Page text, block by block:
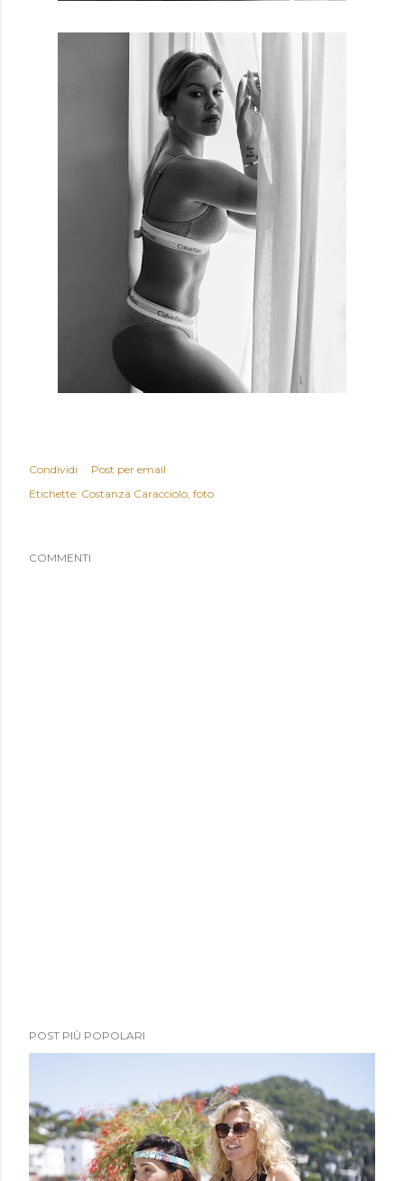
Condividi
Post per email
Etichette: Costanza Caracciolo foto
COMMENTI
POST PIÙ POPOLARI